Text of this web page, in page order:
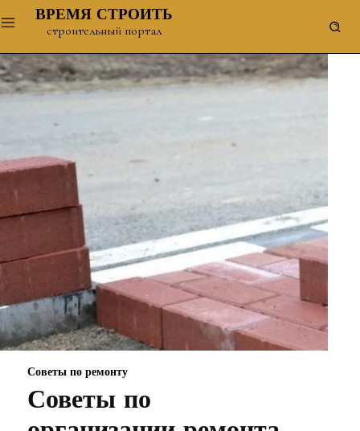
ВРЕМЯ СТРОИТЬ
строительный портал
Советы по ремонту
Советы по